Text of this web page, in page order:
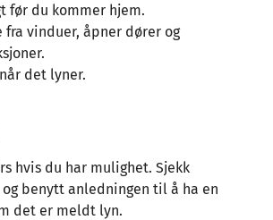
før du kommer hjem.
fra vinduer, åpner dører og
det lyner.
hvis du har mulighet. Sjekk
benytt anledningen til å ha en
det er meldt lyn.